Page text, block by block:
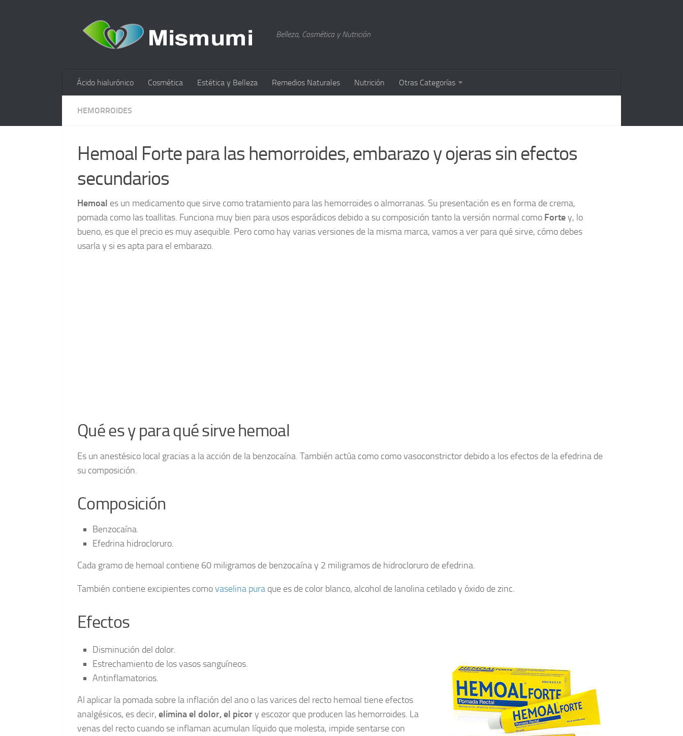
Belleza, Cosmética y Nutrición
Ácido hialurónico Cosmética Estética y Belleza Remedios Naturales Nutrición Otras Categorías
HEMORROIDES
Hemoal Forte para las hemorroides, embarazo y ojeras sin efectos
secundarios
Hemoal es un medicamento que sirve como tratamiento para las hemorroides o almorranas. Su presentación es en forma de crema,
pomada como las toallitas. Funciona muy bien para usos esporádicos debido a su composición tanto la versión normal como Fortey, lo
bueno, es que el precio es muy asequible. Pero como hay varias versiones de la misma marca, vamos a ver para qué sirve, cómo debes
usarla y si es apta para el embarazo.
Qué es y para qué sirve hemoal
Es un anestésico local gracias a la acción de la benzocaína. También actúa como como vasoconstrictor debido a los efectos de la efedrina de
su composición.
Composición
Benzocaína.
Efedrina hidrocloruro.
Cada gramo de hemoal contiene 60 miligramos de benzocaína y 2 miligramos de hidrocloruro de efedrina.
También contiene excipientes comovaselina pura que es de color blanco, alcohol de lanolina cetilado y óxido de zinc.
Efectos
Disminución del dolor.
Estrechamiento de los vasos sanguíneos.
Antinflamatorios.
Al aplicar la pomada sobre la inflación del ano o las varices del recto hemoal tiene efectos
analgésicos, es decir, elimina el dolor, el picory escozor que producen las hemorroides. La
venas del recto cuando se inflaman acumulan líquido que molesta, impide sentarse con